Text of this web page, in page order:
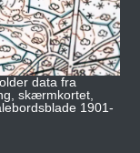
data fra
skærmkortet,
1901-